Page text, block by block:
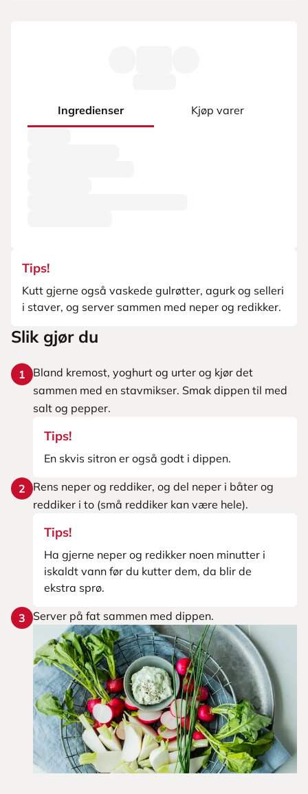
Ingredienser Kjøp varer
Tips!
Kutt gjerne også vaskede gulrøtter, agurk og selleri
i staver, og server sammen med neper og redikker.
Slik gjør du
1
Bland kremost, yoghurt og urter og kjør det
sammen med en stavmikser. Smak dippen til med
salt og pepper.
Tips!
En skvis sitron er også godt i dippen.
2
Rens neper og reddiker, og del neper i båter og
reddiker i to (små reddiker kan være hele).
Tips!
Ha gjerne neper og redikker noen minutter i
iskaldt vann før du kutter dem, da blir de
ekstra sprø.
3 Server på fat sammen med dippen.